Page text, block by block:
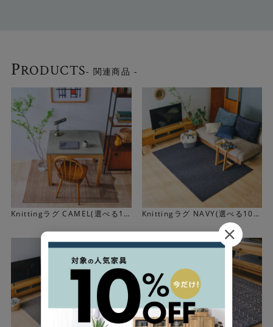
1962年創業の老舗が作るラグ
掘田カーペットは日本最大のカーペット産地である大阪
で、敷き込みカーペットを中心にウィルトンカーペットを
製造しているメーカーです。5つ星ホテルや官公庁、住宅な
どで使われる敷き込みカーペットのメーカーとして多くの
取引先の信頼を得てきました。
Knittingは、長年ウィルトンカーペットを製造する中で感
じるウールラグを敷いた床の美しさ、快適さ、素晴らしさ
を、家庭でも感じて欲しいとの思いから生まれたブランド
です。「TAILOR-MADECARPET」がコンセプトになって
おり、テイラーメイドの洋服を誂えるように、豊富な色と
サイズのなかからご自宅に合うものをお選びいただけま
PRODUCTS- 関連商品 -
Knittingラグ CAMEL(選べる10
Knittingラグ NAVY(選べる10サ